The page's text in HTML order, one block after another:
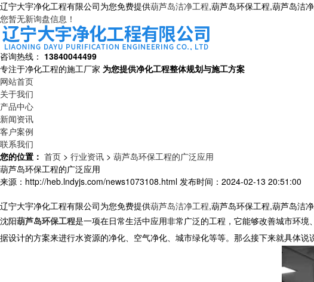
辽宁大宇净化工程有限公司为您免费提供葫芦岛洁净工程,葫芦岛环保工程,葫芦岛洁
您暂无新询盘信息！
咨询热线： 13840044499
专注于净化工程的施工厂家 为您提供净化工程整体规划与施工方案
网站首页
关于我们
产品中心
新闻资讯
客户案例
联系我们
您的位置： 首页 > 行业资讯 > 葫芦岛环保工程的广泛应用
葫芦岛环保工程的广泛应用
来源：http://heb.lndyjs.com/news1073108.html 发布时间：2024-02-13 20:51:00
辽宁大宇净化工程有限公司为您免费提供葫芦岛洁净工程,葫芦岛环保工程,葫芦岛洁
沈阳葫芦岛环保工程是一项在日常生活中应用非常广泛的工程，它能够改善城市环
据设计的方案来进行水资源的净化、空气净化、城市绿化等等。那么接下来就具体说